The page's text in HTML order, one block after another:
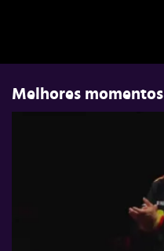
Melhores momentos